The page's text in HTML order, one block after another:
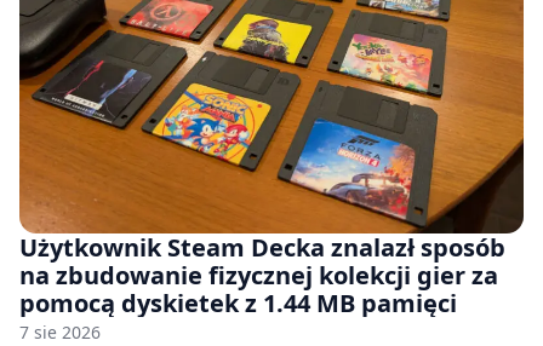
Użytkownik Steam Decka znalazł sposób
na zbudowanie fizycznej kolekcji gier za
pomocą dyskietek z 1.44 MB pamięci
7 sie 2026